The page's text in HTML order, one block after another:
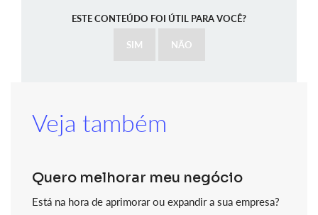
ESTE CONTEÚDO FOI ÚTIL PARA VOCÊ?
SIM NÃO
Veja também
Quero melhorar meu negócio
Está na hora de aprimorar ou expandir a sua empresa?